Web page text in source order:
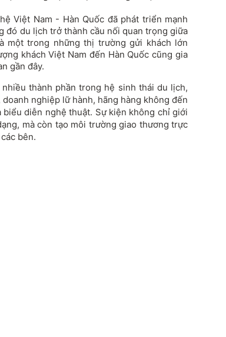
Việt Nam - Hàn Quốc đã phát triển mạnh
đó du lịch trở thành cầu nối quan trọng giữa
một trong những thị trường gửi khách lớn
khách Việt Nam đến Hàn Quốc cũng gia
gần đây.
thành phần trong hệ sinh thái du lịch,
nghiệp lữ hành, hãng hàng không đến
diễn nghệ thuật. Sự kiện không chỉ giới
mà còn tạo môi trường giao thương trực
bên.